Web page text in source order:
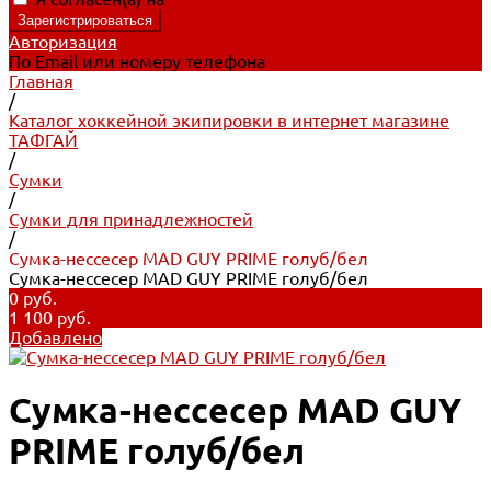
Авторизация
По Email или номеру телефона
Главная
/
Каталог хоккейной экипировки в интернет магазине
ТАФГАЙ
/
Сумки
/
Сумки для принадлежностей
/
Сумка-нессесер MAD GUY PRIME голуб/бел
Сумка-нессесер MAD GUY PRIME голуб/бел
0 руб.
1 100 руб.
Добавлено
Сумка-нессесер MAD GUY
PRIME голуб/бел